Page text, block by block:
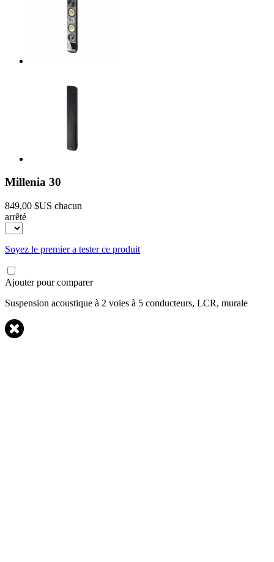
Millenia 30
849,00 $US chacun
arrêté
Soyez le premier a tester ce produit
Ajouter pour comparer
Suspension acoustique à 2 voies à 5 conducteurs, LCR, murale